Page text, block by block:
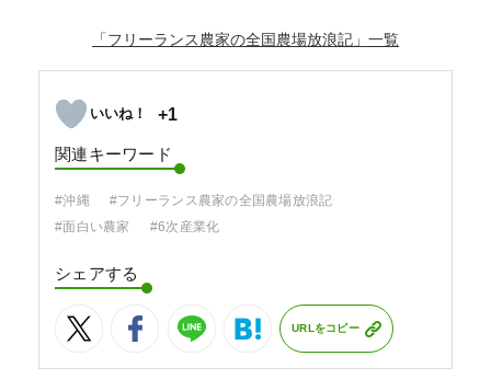
「フリーランス農家の全国農場放浪記」
+1
関連キーワード
#沖縄
#フリーランス農家の全国農場放浪記
#面白い農家
#6次産業化
シェアする
URLをコピー